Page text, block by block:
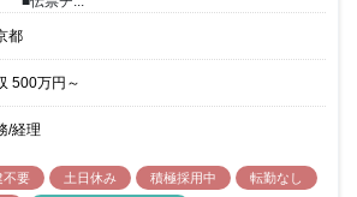
社では年2回の賞
報酬をご用意しています。
都
500万円 ～
/経理
不要 土日休み 積極採用中
転勤なし